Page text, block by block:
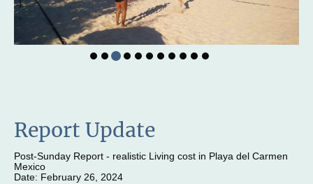
Report Update
Post-Sunday Report - realistic Living cost in Playa del Carmen
Mexico
Date: February 26, 2024